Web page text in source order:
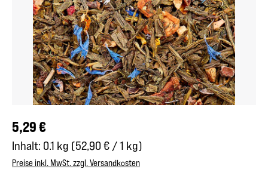
Regulärer Preis:
5,29 €
Inhalt: 0.1 kg (52,90 € / 1 kg)
Preise inkl. MwSt. zzgl. Versandkosten